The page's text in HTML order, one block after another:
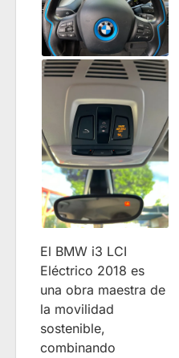
El BMW i3 LCI
Eléctrico 2018 es
una obra maestra de
la movilidad
sostenible,
combinando